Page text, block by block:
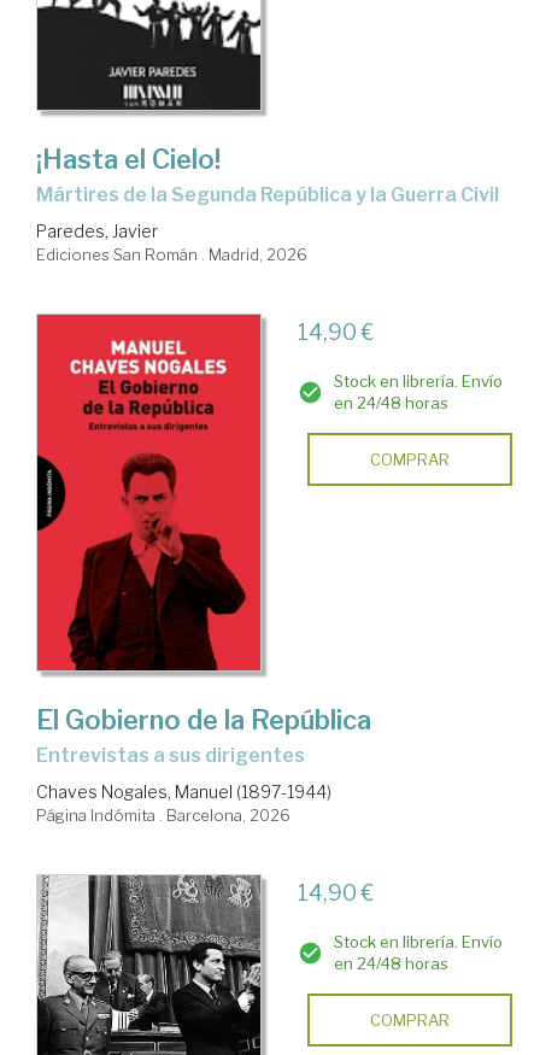
¡Hasta el Cielo!
Mártires de la Segunda República y la Guerra Civil
Paredes, Javier
Ediciones San Román . Madrid, 2026
14,90 €
Stock en librería. Envío
en 24/48 horas
COMPRAR
El Gobierno de la República
Entrevistas a sus dirigentes
Chaves Nogales, Manuel (1897-1944)
Página Indómita . Barcelona, 2026
14,90 €
Stock en librería. Envío
en 24/48 horas
COMPRAR